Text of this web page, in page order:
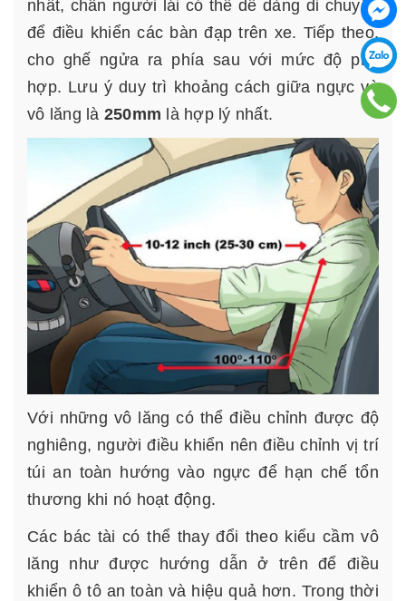
nhất, chân người lái có thể dễ dàng di chuyển
để điều khiển các bàn đạp trên xe. Tiếp theo,
cho ghế ngửa ra phía sau với mức độ phù
hợp. Lưu ý duy trì khoảng cách giữa ngực và
vô lăng là 250mm là hợp lý nhất.
Với những vô lăng có thể điều chỉnh được độ
nghiêng, người điều khiển nên điều chỉnh vị trí
túi an toàn hướng vào ngực để hạn chế tổn
thương khi nó hoạt động.
Các bác tài có thể thay đổi theo kiểu cầm vô
lăng như được hướng dẫn ở trên để điều
khiển ô tô an toàn và hiệu quả hơn. Trong thời